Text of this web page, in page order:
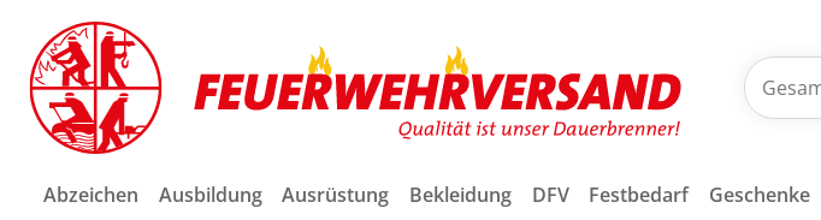
Abzeichen Ausbildung Ausrüstung Bekleidung DFV Festbedarf Geschenke